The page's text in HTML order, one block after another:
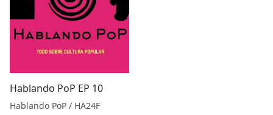
Hablando PoP EP 10
Hablando PoP / HA24F